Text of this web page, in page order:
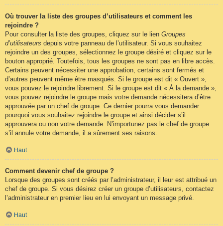
Où trouver la liste des groupes d’utilisateurs et comment les
rejoindre ?
Pour consulter la liste des groupes, cliquez sur le lien Groupes
d’utilisateurs depuis votre panneau de l’utilisateur. Si vous souhaitez
rejoindre un des groupes, sélectionnez le groupe désiré et cliquez sur le
bouton approprié. Toutefois, tous les groupes ne sont pas en libre accès.
Certains peuvent nécessiter une approbation, certains sont fermés et
d’autres peuvent même être masqués. Si le groupe est dit « Ouvert »,
vous pouvez le rejoindre librement. Si le groupe est dit « À la demande »,
vous pouvez rejoindre le groupe mais votre demande nécessitera d’être
approuvée par un chef de groupe. Ce dernier pourra vous demander
pourquoi vous souhaitez rejoindre le groupe et ainsi décider s’il
approuvera ou non votre demande. N’importunez pas le chef de groupe
s’il annule votre demande, il a sûrement ses raisons.
Haut
Comment devenir chef de groupe ?
Lorsque des groupes sont créés par l’administrateur, il leur est attribué un
chef de groupe. Si vous désirez créer un groupe d’utilisateurs, contactez
l’administrateur en premier lieu en lui envoyant un message privé.
Haut